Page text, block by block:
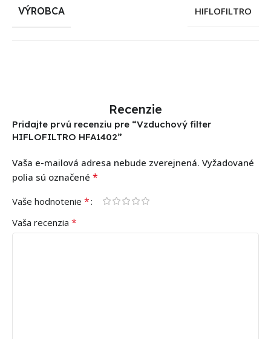
VÝROBCA HIFLOFILTRO
Recenzie
Pridajte prvú recenziu pre “Vzduchový filter
HIFLOFILTRO HFA1402”
Vaša e-mailová adresa nebude zverejnená. Vyžadované
polia sú označené *
Vaše hodnotenie *
Vaša recenzia *